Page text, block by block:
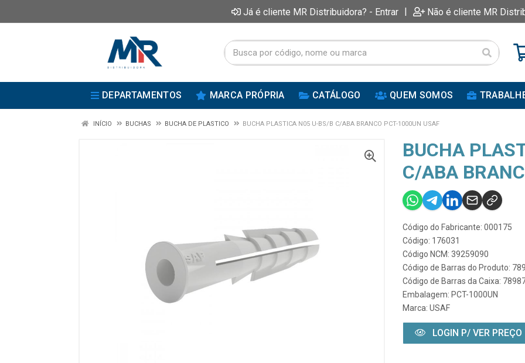
Já é cliente MR Distribuidora? - Entrar | Não é cliente MR
DEPARTAMENTOS MARCA PRÓPRIA CATÁLOGO QUEM SOMOS
INÍCIO BUCHAS BUCHA DE PLASTICO BUCHA PLASTICA N05 U-BS/B C/ABA BRANCO PCT-1000UN USAF
BUCHA
C/ABA
Código do Fabricante: 000175
Código: 176031
Código NCM: 39259090
Código de Barras do Produto:
Código de Barras da Caixa:
Embalagem: PCT-1000UN
Marca: USAF
LOGIN P/ VER PREÇO